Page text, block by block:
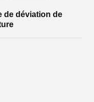
de déviation de